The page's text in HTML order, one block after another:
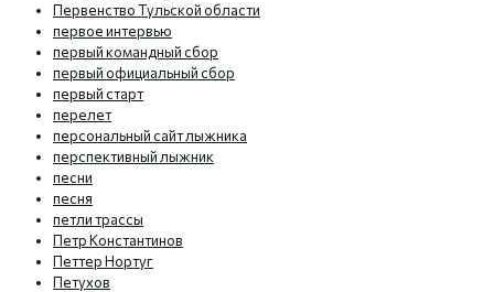
Первенство Тульской области
первое интервью
первый командный сбор
первый официальный сбор
первый старт
перелет
персональный сайт лыжника
перспективный лыжник
песни
песня
петли трассы
Петр Константинов
Петтер Нортуг
Петухов